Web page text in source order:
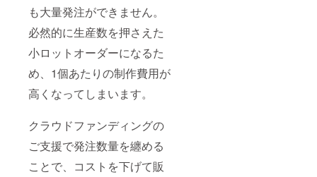
も大量発注ができません。
必然的に生産数を押さえた
小ロットオーダーになるた
め、1個あたりの制作費用が
高くなってしまいます。
クラウドファンディングの
ご支援で発注数量を纏める
ことで、コストを下げて販